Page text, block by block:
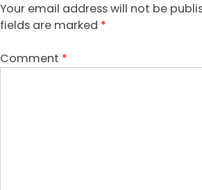
Your email address will not be
fields are marked *
Comment *